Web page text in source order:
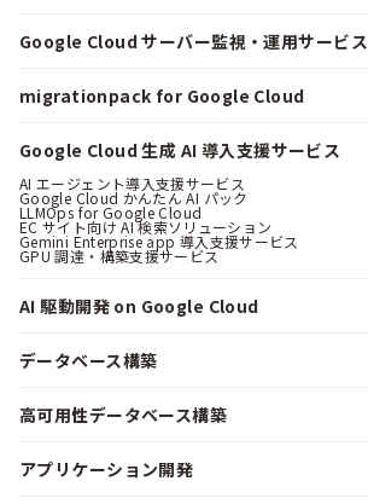
Google Cloud サーバー監視・運用サービス
migrationpack for Google Cloud
Google Cloud 生成 AI 導入支援サービス
AI エージェント導入支援サービス
Google Cloud かんたん AI パック
LLMOps for Google Cloud
EC サイト向け AI 検索ソリューション
Gemini Enterprise app 導入支援サービス
GPU 調達・構築支援サービス
AI 駆動開発 on Google Cloud
データベース構築
高可用性データベース構築
アプリケーション開発